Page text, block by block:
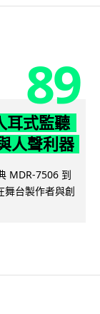
89
耳式監聽
人聲利器
MDR-7506 到
舞台製作者與創